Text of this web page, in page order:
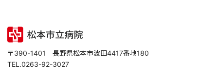
〒390-1401 長野県松本市波田4417番地180
TEL.0263-92-3027